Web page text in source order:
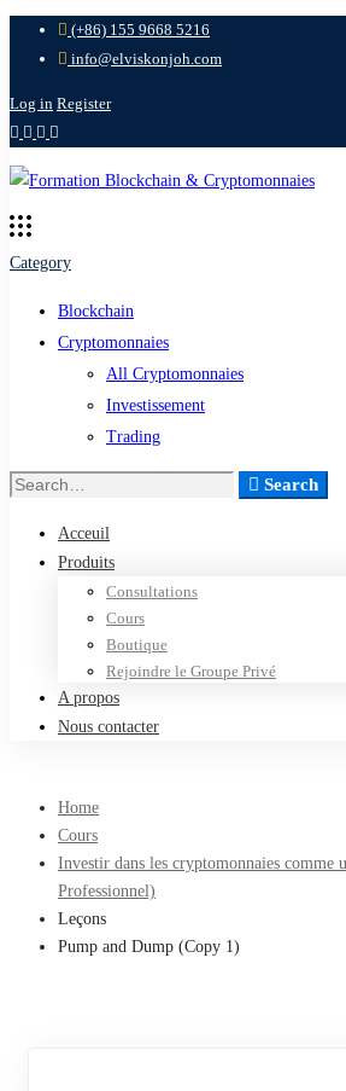
(+86) 155 9668 5216
info@elviskonjoh.com
Log in Register
Category
Blockchain
Cryptomonnaies
All Cryptomonnaies
Investissement
Trading
Search
Search
Acceuil
Produits
Consultations
Cours
Boutique
Rejoindre le Groupe Privé
A propos
Nous contacter
Home
Cours
Investir dans les cryptomonnaies comme
Professionnel)
Leçons
Pump and Dump (Copy 1)